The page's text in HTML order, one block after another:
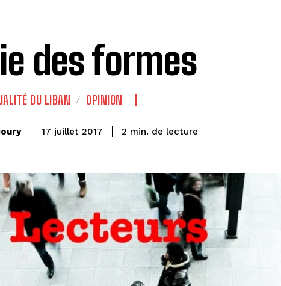
des formes
DU LIBAN OPINION
17 juillet 2017 2 min. de lecture